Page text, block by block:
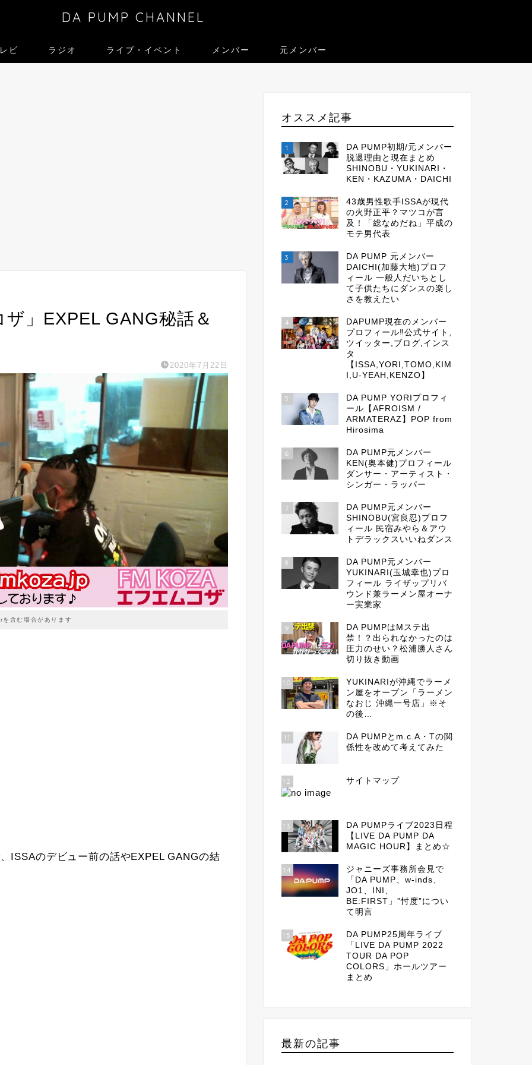
DA PUMP CHANNEL
ビ ラジオ ライブ・イベント メンバー 元メンバー
」EXPEL GANG秘話＆
2020年7月22日
を含む場合があります
ISSAのデビュー前の話やEXPEL GANGの結
オススメ記事
1
DA PUMP初期/元メンバー
脱退理由と現在まとめ
SHINOBU・YUKINARI・
KEN・KAZUMA・DAICHI
2
43歳男性歌手ISSAが現代
の火野正平？マツコが言
及！「総なめだね」平成の
モテ男代表
3
DA PUMP 元メンバー
DAICHI(加藤大地)プロフ
ィール 一般人だいちとし
て子供たちにダンスの楽し
さを教えたい
4
DAPUMP現在のメンバー
プロフィール‼公式サイト,
ツイッター,ブログ,インス
タ
【ISSA,YORI,TOMO,KIM
I,U-YEAH,KENZO】
5
DA PUMP YORIプロフィ
ール【AFROISM /
ARMATERAZ】POP from
Hirosima
6
DA PUMP元メンバー
KEN(奥本健)プロフィール
ダンサー・アーティスト・
シンガー・ラッパー
7
DA PUMP元メンバー
SHINOBU(宮良忍)プロフ
ィール 民宿みやら＆アウ
トデラックスいいねダンス
8
DA PUMP元メンバー
YUKINARI(玉城幸也)プロ
フィール ライザップリバ
ウンド兼ラーメン屋オーナ
ー実業家
9
DA PUMPはMステ出
禁！？出られなかったのは
圧力のせい？松浦勝人さん
切り抜き動画
10
YUKINARIが沖縄でラーメ
ン屋をオープン「ラーメン
なおじ 沖縄一号店」※そ
の後…
11
DA PUMPとm.c.A・Tの関
係性を改めて考えてみた
12 サイトマップ
13
DA PUMPライブ2023日程
【LIVE DA PUMP DA
MAGIC HOUR】まとめ☆
14
ジャニーズ事務所会見で
「DA PUMP、w-inds、
JO1、INI、
BE:FIRST」”忖度”につい
て明言
15
DA PUMP25周年ライブ
「LIVE DA PUMP 2022
TOUR DA POP
COLORS」ホールツアー
まとめ
最新の記事